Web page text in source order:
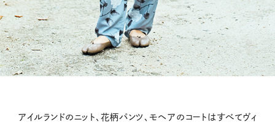
アイルランドのニット、花柄パンツ、モヘアのコートはすべてヴィ